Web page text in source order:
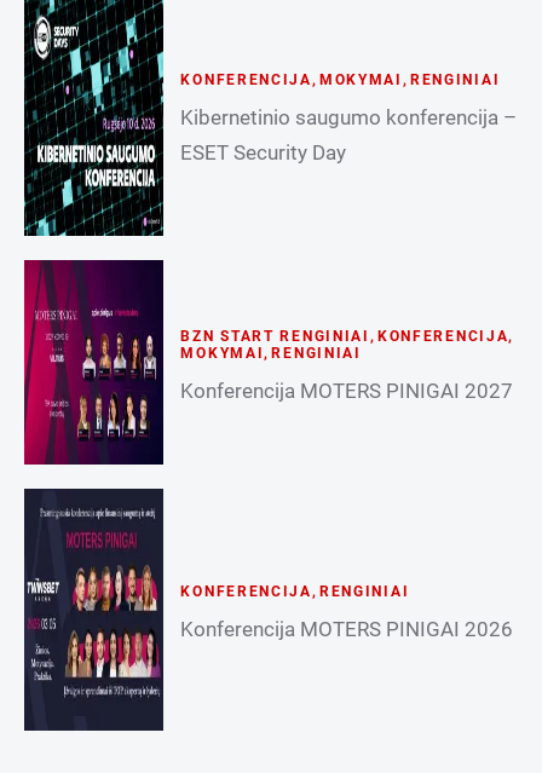
KONFERENCIJA , MOKYMAI , RENGINIAI
Kibernetinio saugumo konferencija –
ESET Security Day
BZN START RENGINIAI , KONFERENCIJA,
MOKYMAI ,RENGINIAI
Konferencija MOTERS PINIGAI 2027
KONFERENCIJA, RENGINIAI
Konferencija MOTERS PINIGAI 2026